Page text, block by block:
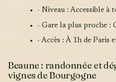
- Niveau : Accessible à
- Gare la plus proche :
- Accès : À 1h de Paris
Beaune : randonnée et
vignes de Bourgogne